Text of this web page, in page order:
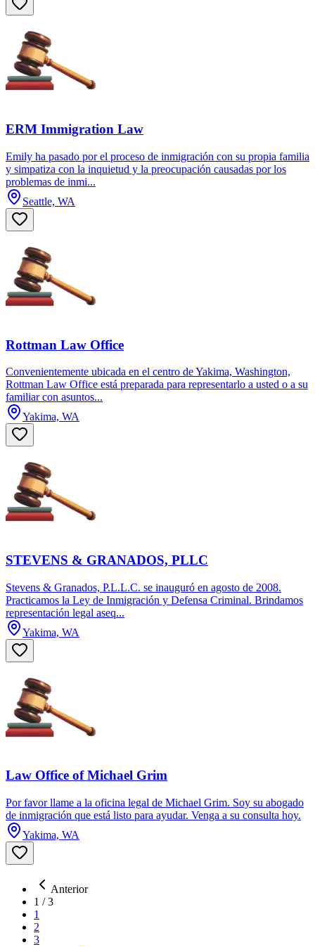
ERM Immigration Law
Emily ha pasado por el proceso de inmigración con su propia familia
y simpatiza con la inquietud y la preocupación causadas por los
problemas de inmi...
Seattle, WA
Rottman Law Office
Convenientemente ubicada en el centro de Yakima, Washington,
Rottman Law Office está preparada para representarlo a usted o a su
familiar con asuntos...
Yakima, WA
STEVENS & GRANADOS, PLLC
Stevens & Granados, P.L.L.C. se inauguró en agosto de 2008.
Practicamos la Ley de Inmigración y Defensa Criminal. Brindamos
representación legal aseq...
Yakima, WA
Law Office of Michael Grim
Por favor llame a la oficina legal de Michael Grim. Soy su abogado
de inmigración que está listo para ayudar. Venga a su consulta hoy.
Yakima, WA
Anterior
1 /3
1
2
3